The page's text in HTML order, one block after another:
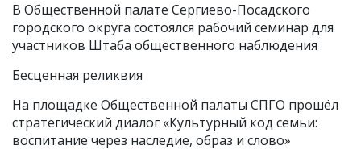
В Общественной палате Сергиево-Посадского
городского округа состоялся рабочий семинар для
участников Штаба общественного наблюдения
Бесценная реликвия
На площадке Общественной палаты СПГО прошёл
стратегический диалог «Культурный код семьи:
воспитание через наследие, образ и слово»